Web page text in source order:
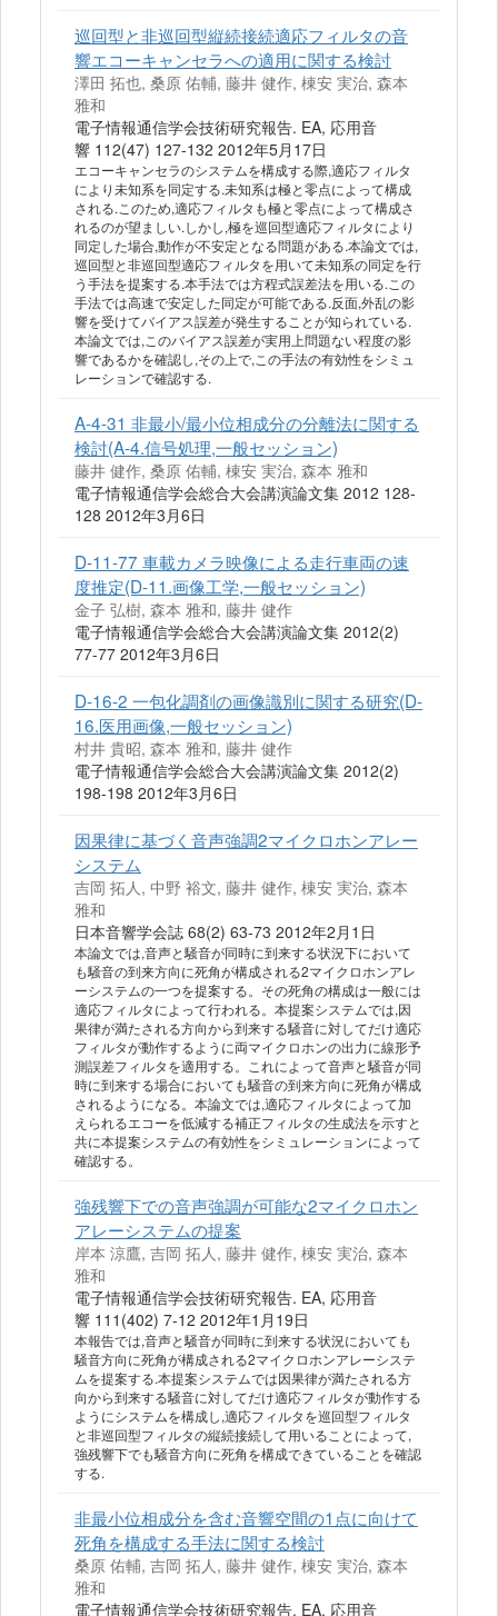
巡回型と非巡回型縦続接続適応フィルタの音
響エコーキャンセラへの適用に関する検討
澤田 拓也, 桑原 佑輔, 藤井 健作, 棟安 実治, 森本
雅和
電子情報通信学会技術研究報告. EA, 応用音
響 112(47) 127-132 2012年5月17日
エコーキャンセラのシステムを構成する際,適応フィルタ
により未知系を同定する.未知系は極と零点によって構成
される.このため,適応フィルタも極と零点によって構成さ
れるのが望ましい.しかし,極を巡回型適応フィルタにより
同定した場合,動作が不安定となる問題がある.本論文では,
巡回型と非巡回型適応フィルタを用いて未知系の同定を行
う手法を提案する.本手法では方程式誤差法を用いる.この
手法では高速で安定した同定が可能である.反面,外乱の影
響を受けてバイアス誤差が発生することが知られている.
本論文では,このバイアス誤差が実用上問題ない程度の影
響であるかを確認し,その上で,この手法の有効性をシミュ
レーションで確認する.
A-4-31 非最小/最小位相成分の分離法に関する
検討(A-4.信号処理,一般セッション)
藤井 健作, 桑原 佑輔, 棟安 実治, 森本 雅和
電子情報通信学会総合大会講演論文集 2012 128-
128 2012年3月6日
D-11-77 車載カメラ映像による走行車両の速
度推定(D-11.画像工学,一般セッション)
金子 弘樹, 森本 雅和, 藤井 健作
電子情報通信学会総合大会講演論文集 2012(2)
77-77 2012年3月6日
D-16-2 一包化調剤の画像識別に関する研究(D-
16.医用画像,一般セッション)
村井 貴昭, 森本 雅和, 藤井 健作
電子情報通信学会総合大会講演論文集 2012(2)
198-198 2012年3月6日
因果律に基づく音声強調2マイクロホンアレー
システム
吉岡 拓人, 中野 裕文, 藤井 健作, 棟安 実治, 森本
雅和
日本音響学会誌 68(2) 63-73 2012年2月1日
本論文では,音声と騒音が同時に到来する状況下において
も騒音の到来方向に死角が構成される2マイクロホンアレ
ーシステムの一つを提案する。その死角の構成は一般には
適応フィルタによって行われる。本提案システムでは,因
果律が満たされる方向から到来する騒音に対してだけ適応
フィルタが動作するように両マイクロホンの出力に線形予
測誤差フィルタを適用する。これによって音声と騒音が同
時に到来する場合においても騒音の到来方向に死角が構成
されるようになる。本論文では,適応フィルタによって加
えられるエコーを低減する補正フィルタの生成法を示すと
共に本提案システムの有効性をシミュレーションによって
確認する。
強残響下での音声強調が可能な2マイクロホン
アレーシステムの提案
岸本 涼鷹, 吉岡 拓人, 藤井 健作, 棟安 実治, 森本
雅和
電子情報通信学会技術研究報告. EA, 応用音
響 111(402) 7-12 2012年1月19日
本報告では,音声と騒音が同時に到来する状況においても
騒音方向に死角が構成される2マイクロホンアレーシステ
ムを提案する.本提案システムでは因果律が満たされる方
向から到来する騒音に対してだけ適応フィルタが動作する
ようにシステムを構成し,適応フィルタを巡回型フィルタ
と非巡回型フィルタの縦続接続して用いることによって,
強残響下でも騒音方向に死角を構成できていることを確認
する.
非最小位相成分を含む音響空間の1点に向けて
死角を構成する手法に関する検討
桑原 佑輔, 吉岡 拓人, 藤井 健作, 棟安 実治, 森本
雅和
電子情報通信学会技術研究報告. EA, 応用音